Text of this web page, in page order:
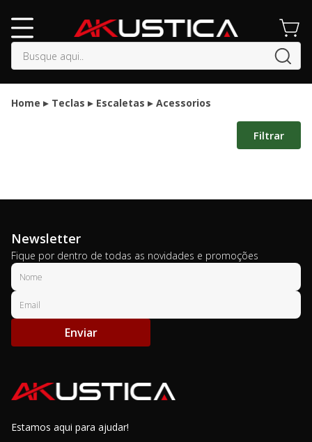
buscar
Home Teclas Escaletas Acessorios
Filtrar
Newsletter
Fique por dentro de todas as novidades e promoções
Enviar
Estamos aqui para ajudar!